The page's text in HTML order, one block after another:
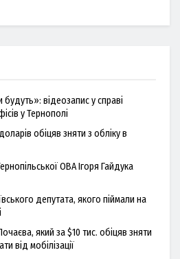
відеозапис у справі
у Тернополі
обіцяв зняти з обліку в
ОВА Ігоря Гайдука
депутата, якого піймали на
який за $10 тис. обіцяв зняти
від мобілізації